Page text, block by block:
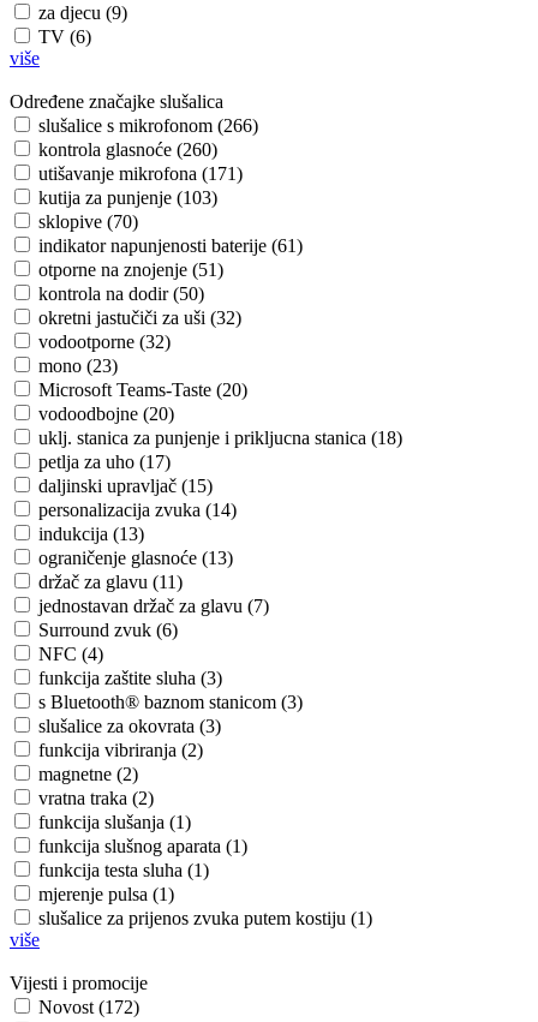
za djecu (9)
TV (6)
više
Određene značajke slušalica
slušalice s mikrofonom (266)
kontrola glasnoće (260)
utišavanje mikrofona (171)
kutija za punjenje (103)
sklopive (70)
indikator napunjenosti baterije (61)
otporne na znojenje (51)
kontrola na dodir (50)
okretni jastučiči za uši (32)
vodootporne (32)
mono (23)
Microsoft Teams-Taste (20)
vodoodbojne (20)
uklj. stanica za punjenje i prikljucna stanica (18)
petlja za uho (17)
daljinski upravljač (15)
personalizacija zvuka (14)
indukcija (13)
ograničenje glasnoće (13)
držač za glavu (11)
jednostavan držač za glavu (7)
Surround zvuk (6)
NFC (4)
funkcija zaštite sluha (3)
s Bluetooth® baznom stanicom (3)
slušalice za okovrata (3)
funkcija vibriranja (2)
magnetne (2)
vratna traka (2)
funkcija slušanja (1)
funkcija slušnog aparata (1)
funkcija testa sluha (1)
mjerenje pulsa (1)
slušalice za prijenos zvuka putem kostiju (1)
više
Vijesti i promocije
Novost (172)